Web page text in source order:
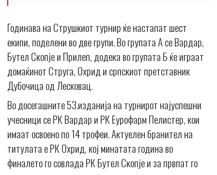
Годинава на Струшкиот турнир ќе настапат шест
екипи, поделени во две групи. Во групата А се Вардар,
Бутел Скопје и Прилеп, додека во групата Б ќе играат
домаќинот Струга, Охрид и српскиот претставник
Дубочица од Лесковац.
Во досегашните 53.изданија на турнирот најуспешни
учесници се РК Вардар и РК Еурофарм Пелистер, кои
имаат освоено по 14 трофеи. Актуелен бранител на
титулата е РК Охрид, кој минатата година во
финалето го совлада РК Бутел Скопје и за првпат го